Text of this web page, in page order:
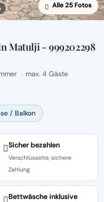
Alle 25 Fotos
Matulji - 999202298
· max. 4 Gäste
/ Balkon
Sicher bezahlen
Verschlüsselte, sichere
Zahlung
Bettwäsche inklusive